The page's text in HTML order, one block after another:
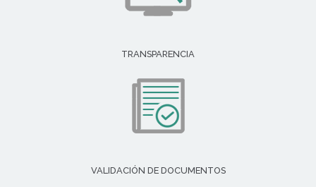
TRANSPARENCIA
VALIDACIÓN DE DOCUMENTOS